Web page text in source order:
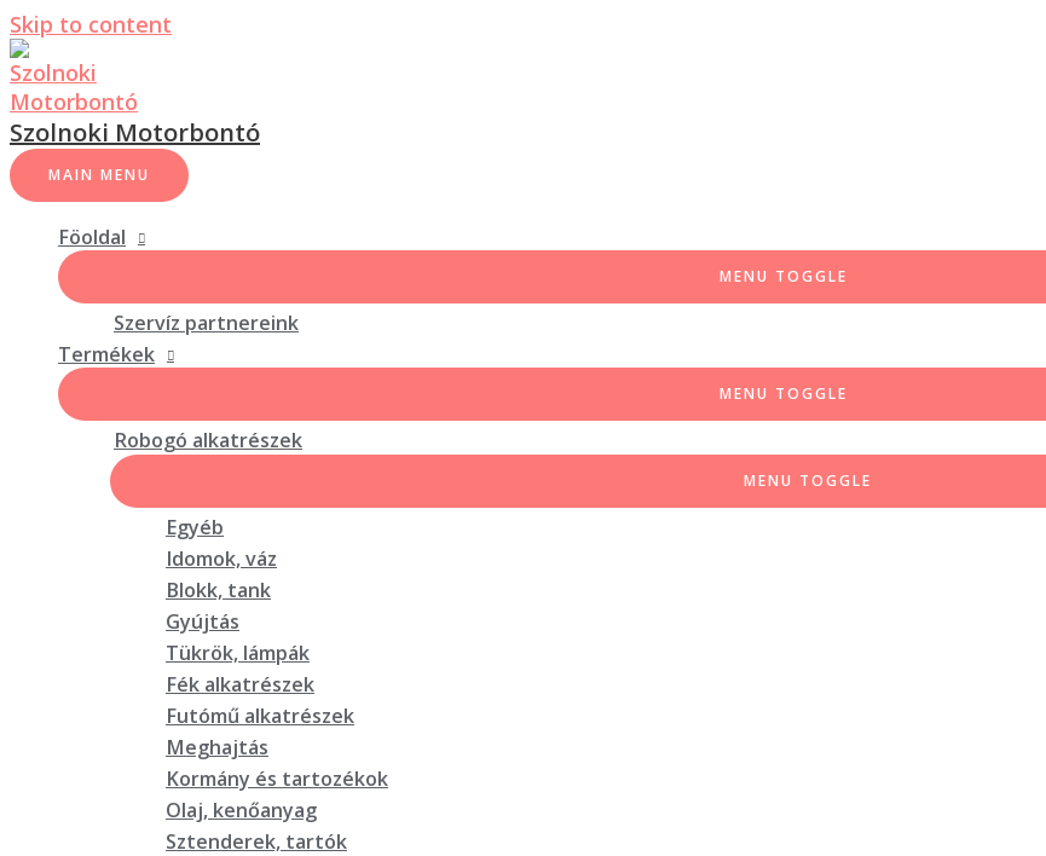
Skip to content
Szolnoki Motorbontó
MAIN MENU
Föoldal
MENU TOGGLE
Szervíz partnereink
Termékek
MENU TOGGLE
Robogó alkatrészek
MENU TOGGLE
Egyéb
Idomok, váz
Blokk, tank
Gyújtás
Tükrök, lámpák
Fék alkatrészek
Futómű alkatrészek
Meghajtás
Kormány és tartozékok
Olaj, kenőanyag
Sztenderek, tartók